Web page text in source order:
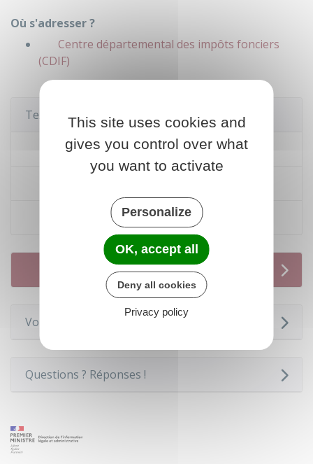
Où s'adresser ?
Centre départemental des impôts fonciers
(CDIF)
Textes de référence
Code de l'urbanisme : article R*421-14
Code civil : articles 675 à 680
Services en ligne et formulaires
Voir aussi
Questions ? Réponses !
This site uses cookies and
gives you control over what
you want to activate
Personalize
OK, accept all
Deny all cookies
Privacy policy